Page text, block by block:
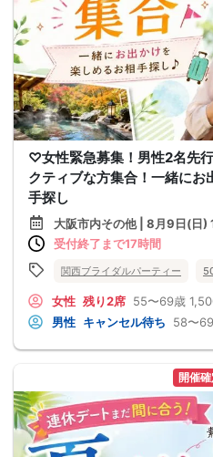
♡女性緊急募集！男性2名先
クティブな方集合！一緒にお
手探し
大阪市内その他 | 8月9日(日)
受付終了まで17時間
関西ブライダルパーティー
女性 残り2席 55〜69歳
男性 キャンセル待ち 58〜
開催